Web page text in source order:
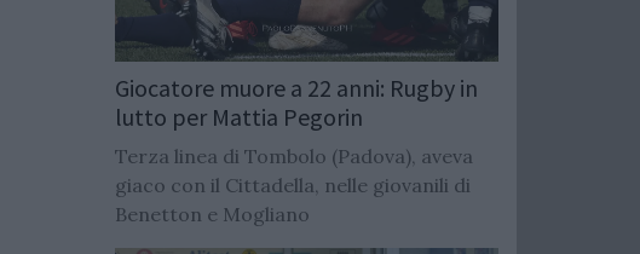
Giocatore muore a 22 anni: Rugby in
lutto per Mattia Pegorin
Terza linea di Tombolo (Padova), aveva
giaco con il Cittadella, nelle giovanili di
Benetton e Mogliano